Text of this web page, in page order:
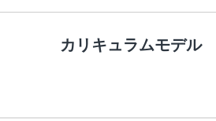
カリキュラムモデル